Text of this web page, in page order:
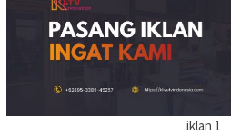
iklan 1